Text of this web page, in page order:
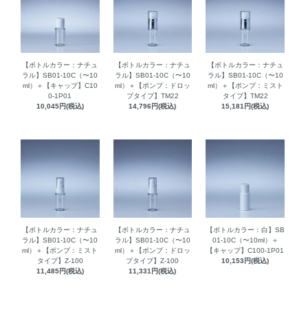
【ボトルカラー：ナチュ
ラル】SB01-10C（〜10
ml）＋【キャップ】C10
0-1P01
10,045円(税込)
【ボトルカラー：ナチュ
ラル】SB01-10C（〜10
ml）＋【ポンプ：ドロッ
プタイプ】TM22
14,796円(税込)
【ボトルカラー：ナチュ
ラル】SB01-10C（〜10
ml）＋【ポンプ：ミスト
タイプ】TM22
15,181円(税込)
【ボトルカラー：ナチュ
ラル】SB01-10C（〜10
ml）＋【ポンプ：ミスト
タイプ】Z-100
11,485円(税込)
【ボトルカラー：ナチュ
ラル】SB01-10C（〜10
ml）＋【ポンプ：ドロッ
プタイプ】Z-100
11,331円(税込)
【ボトルカラー：白】SB
01-10C（〜10ml）＋
【キャップ】C100-1P01
10,153円(税込)